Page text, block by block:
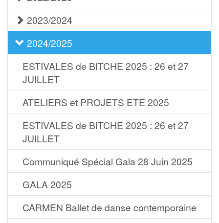
2023/2024
2024/2025
ESTIVALES de BITCHE 2025 : 26 et 27
JUILLET
ATELIERS et PROJETS ETE 2025
ESTIVALES de BITCHE 2025 : 26 et 27
JUILLET
Communiqué Spécial Gala 28 Juin 2025
GALA 2025
CARMEN Ballet de danse contemporaine